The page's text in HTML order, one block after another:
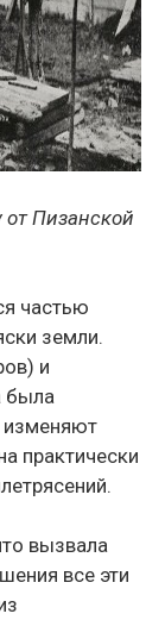
от Пизанской
частью
земли.
и
была
изменяют
практически
вызвала
все эти